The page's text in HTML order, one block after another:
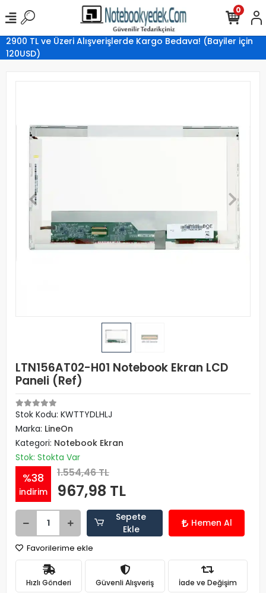
2900 TL ve Üzeri Alışverişlerde Kargo Bedava! (Bayiler için
120USD)
0
LTN156AT02-H01 Notebook Ekran LCD
Paneli (Ref)
Stok Kodu: KWTTYDLHLJ
Marka: LineOn
Kategori: Notebook Ekran
Stok: Stokta Var
%38
indirim
1.554,46 TL
967,98 TL
Sepete
Ekle
Hemen Al
Favorilerime ekle
Hızlı Gönderi Güvenli Alışveriş İade ve Değişim